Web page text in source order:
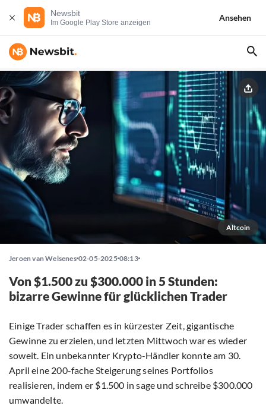
Newsbit
Im Google Play Store anzeigen
Ansehen
Altcoin
Jeroen van Welsenes 02-05-2025 08:13
Von $1.500 zu $300.000 in 5 Stunden:
bizarre Gewinne für glücklichen Trader
Einige Trader schaffen es in kürzester Zeit, gigantische
Gewinne zu erzielen, und letzten Mittwoch war es wieder
soweit. Ein unbekannter Krypto-Händler konnte am 30.
April eine 200-fache Steigerung seines Portfolios
realisieren, indem er $1.500 in sage und schreibe $300.000
umwandelte.